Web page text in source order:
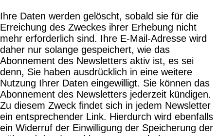
Ihre Daten werden gelöscht, sobald sie für die
Erreichung des Zweckes ihrer Erhebung nicht
mehr erforderlich sind. Ihre E-Mail-Adresse wird
daher nur solange gespeichert, wie das
Abonnement des Newsletters aktiv ist, es sei
denn, Sie haben ausdrücklich in eine weitere
Nutzung Ihrer Daten eingewilligt. Sie können das
Abonnement des Newsletters jederzeit kündigen.
Zu diesem Zweck findet sich in jedem Newsletter
ein entsprechender Link. Hierdurch wird ebenfalls
ein Widerruf der Einwilligung der Speicherung der